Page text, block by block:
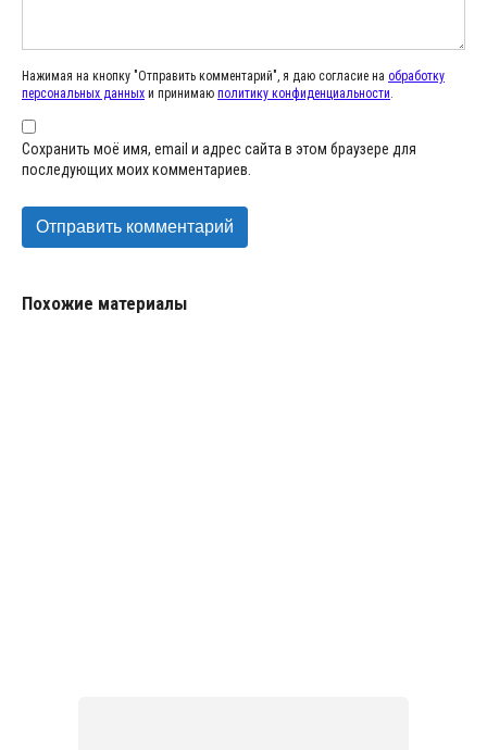
Нажимая на кнопку "Отправить комментарий", я даю согласие на обработку
персональных данных и принимаю политику конфиденциальности.
Сохранить моё имя, email и адрес сайта в этом браузере для
последующих моих комментариев.
Похожие материалы